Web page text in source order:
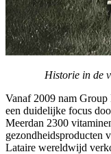
Historie in de
Vanaf 2009 nam
een duidelijke focus
Meerdan 2300
gezondheidsproducten
Lataire wereldwijd